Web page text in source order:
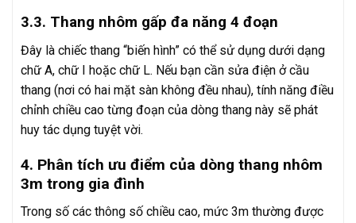
3.3. Thang nhôm gấp đa năng 4 đoạn
Đây là chiếc thang “biến hình” có thể sử dụng dưới dạng
chữ A, chữ I hoặc chữ L. Nếu bạn cần sửa điện ở cầu
thang (nơi có hai mặt sàn không đều nhau), tính năng điều
chỉnh chiều cao từng đoạn của dòng thang này sẽ phát
huy tác dụng tuyệt vời.
4. Phân tích ưu điểm của dòng thang nhôm
3m trong gia đình
Trong số các thông số chiều cao, mức 3m thường được